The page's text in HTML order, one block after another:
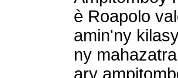
è Roapolo
amin'ny
ny
ary